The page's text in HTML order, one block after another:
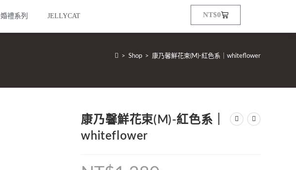
婚禮系列 JELLYCAT NT$0
> Shop > 康乃馨鮮花束(M)-紅色系｜whiteflower
康乃馨鮮花束(M)-紅色系｜
whiteflower